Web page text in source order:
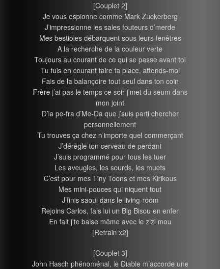
[Couplet 2]
Je vous espionne comme Mark Zuckerberg
J’impressionne les sales fouteurs d’merde
Mes bestioles débarquent sous leurs fenêtres
A la recherche de la couleur verte
Toujours au courant de ce qui se passe avant toi
Tu fuis en courant faire ta place, attends-moi
Fais de la balançoire tout seul dans ton coin
Frère j’ai pas le temps ce soir j’met du seum dans
mon joint
D’la pe-fra d’Me-Da que j’suis parti chercher
personnellement
Tu trouves ça chez n’importe quel commerçant
J’dérègle ton cerveau de perdant
J’suis programmé pour tous les tuer
Les aveugles, les sourds, les muets
C’est pour mes Tiny Toons et mes Kirikous
Mes mini-pouces qui niquent tout
J’finis saoul dans le living-room
Rejoins Carlos, fais lui un Big Bisou en enfer
En fait j’te baise même avec le zizi mou
[Refrain x2]
[Couplet 3]
John Hasch phénoménal, le Diable m’accorde une